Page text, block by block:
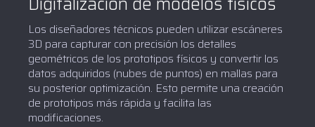
Los diseñadores técnicos pueden utilizar escáneres
3D para capturar con precisión los detalles
geométricos de los prototipos físicos y convertir los
datos adquiridos (nubes de puntos) en mallas para
su posterior optimización. Esto permite una creación
de prototipos más rápida y facilita las
modificaciones.